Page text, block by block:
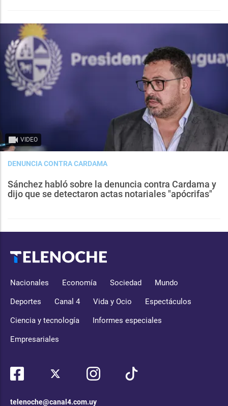
VIDEO
DENUNCIA CONTRA CARDAMA
Sánchez habló sobre la denuncia contra Cardama y
dijo que se detectaron actas notariales "apócrifas"
Nacionales Economía Sociedad Mundo
Deportes Canal 4 Vida y Ocio Espectáculos
Ciencia y tecnología Informes especiales
Empresariales
telenoche@canal4.com.uy